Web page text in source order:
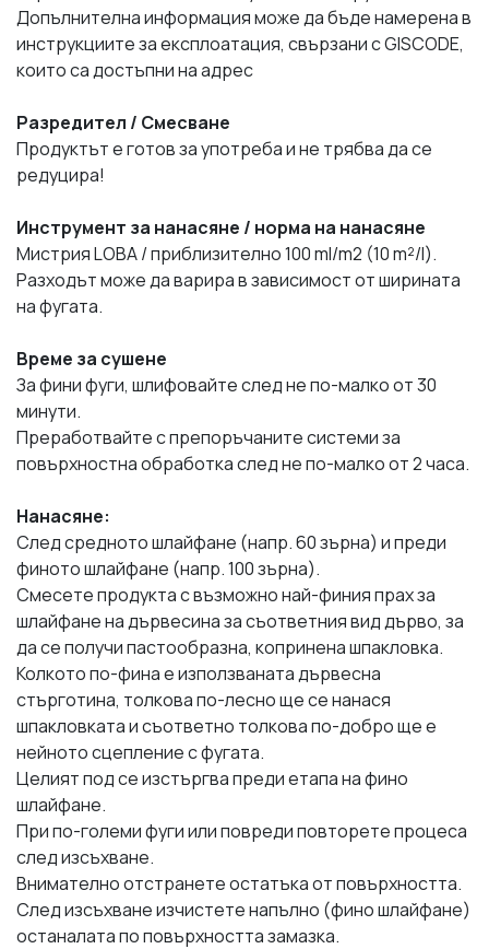
Допълнителна информация може да бъде намерена в
инструкциите за експлоатация, свързани с GISCODE,
които са достъпни на адрес
Разредител / Смесване
Продуктът е готов за употреба и не трябва да се
редуцира!
Инструмент за нанасяне / норма на нанасяне
Мистрия LOBA / приблизително 100 ml/m2 (10 m²/l).
Разходът може да варира в зависимост от ширината
на фугата.
Време за сушене
За фини фуги, шлифовайте след не по-малко от 30
минути.
Преработвайте с препоръчаните системи за
повърхностна обработка след не по-малко от 2 часа.
Нанасяне:
След средното шлайфане (напр. 60 зърна) и преди
финото шлайфане (напр. 100 зърна).
Смесете продукта с възможно най-финия прах за
шлайфане на дървесина за съответния вид дърво, за
да се получи пастообразна, копринена шпакловка.
Колкото по-фина е използваната дървесна
стърготина, толкова по-лесно ще се нанася
шпакловката и съответно толкова по-добро ще е
нейното сцепление с фугата.
Целият под се изстъргва преди етапа на фино
шлайфане.
При по-големи фуги или повреди повторете процеса
след изсъхване.
Внимателно отстранете остатъка от повърхността.
След изсъхване изчистете напълно (фино шлайфане)
останалата по повърхността замазка.